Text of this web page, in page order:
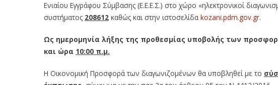
Ενιαίου Εγγράφου Σύμβασης (Ε.Ε.Ε.Σ.) στο χώρο «ηλεκτρονικοί
συστήματος 208612 καθώς και στην ιστοσελίδα kozani.pdm.gov.gr.
Ως ημερομηνία λήξης της προθεσμίας υποβολής των
και ώρα 10:00 π.μ.
Η Οικονομική Προσφορά των διαγωνιζομένων θα υποβληθεί με το